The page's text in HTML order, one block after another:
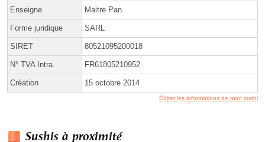
Enseigne Maitre Pan
Forme juridique SARL
SIRET 80521095200018
N° TVA Intra. FR61805210952
Création 15 octobre 2014
Éditer les informations de mon sushi
Sushis à proximité